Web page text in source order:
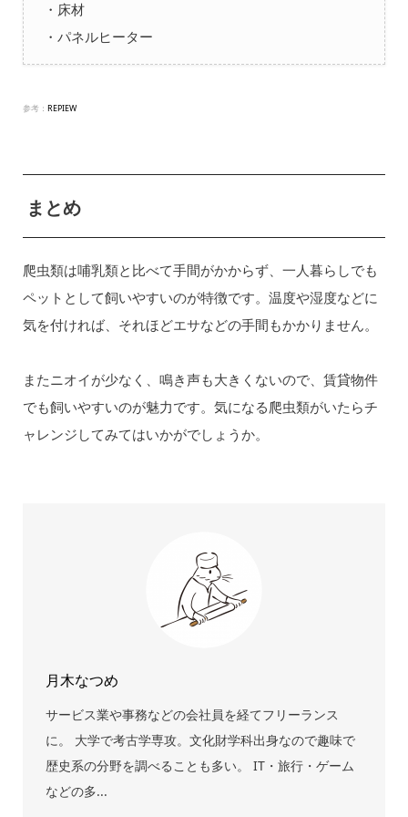
・床材
・パネルヒーター
参考： REPIEW
まとめ
爬虫類は哺乳類と比べて手間がかからず、一人暮らしでも
ペットとして飼いやすいのが特徴です。温度や湿度などに
気を付ければ、それほどエサなどの手間もかかりません。
またニオイが少なく、鳴き声も大きくないので、賃貸物件
でも飼いやすいのが魅力です。気になる爬虫類がいたらチ
ャレンジしてみてはいかがでしょうか。
月木なつめ
サービス業や事務などの会社員を経てフリーランス
に。 大学で考古学専攻。文化財学科出身なので趣味で
歴史系の分野を調べることも多い。 IT・旅行・ゲーム
などの多...